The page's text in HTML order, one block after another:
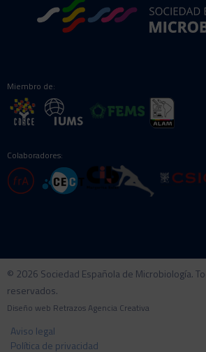
Miembro de:
Colaboradores:
© 2026 Sociedad Española de Microbiología.
reservados.
Diseño web Retrazos Agencia Creativa
Aviso legal
Política de privacidad